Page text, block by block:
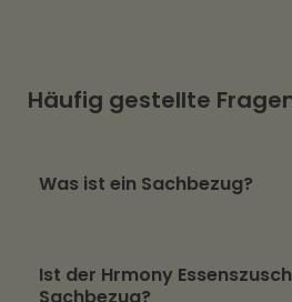
Häufig gestellte
Was ist ein Sachbezug?
Arbeitgebende ihren
Ist der Hrmony